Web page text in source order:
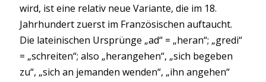
wird, ist eine relativ neue Variante, die im 18.
Jahrhundert zuerst im Französischen auftaucht.
Die lateinischen Ursprünge „ad“ = „heran“; „gredi“
= „schreiten“; also „herangehen“, „sich begeben
zu“, „sich an jemanden wenden“, „ihn angehen“